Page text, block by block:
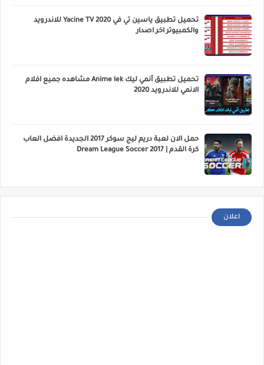
تحميل تطبيق ياسين تي في Yacine TV 2020 للاندرويد
والكمبيوتر اخر اصدار
تحميل تطبيق أنمي ليك Anime lek مشاهده جميع افلام
الانمي للاندرويد 2020
حمل الان لعبة دريم ليج سوكر 2017 الجديدة افضل العاب
كرة القدم | Dream League Soccer 2017
اعلان